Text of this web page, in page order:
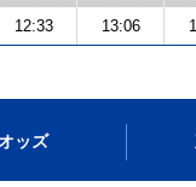
12:33 13:06
ッズ